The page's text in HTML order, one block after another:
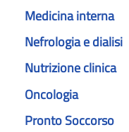
Medicina interna
Nefrologia e dialisi
Nutrizione clinica
Oncologia
Pronto Soccorso